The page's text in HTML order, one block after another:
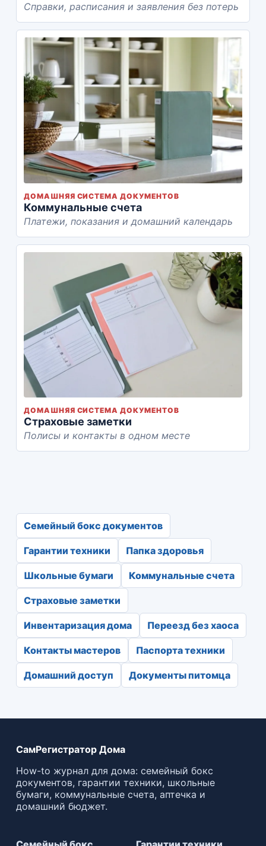
Справки, расписания и заявления без потерь
ДОМАШНЯЯ СИСТЕМА ДОКУМЕНТОВ
Коммунальные счета
Платежи, показания и домашний календарь
ДОМАШНЯЯ СИСТЕМА ДОКУМЕНТОВ
Страховые заметки
Полисы и контакты в одном месте
Семейный бокс документов
Гарантии техники Папка здоровья
Школьные бумаги Коммунальные счета
Страховые заметки
Инвентаризация дома Переезд без хаоса
Контакты мастеров Паспорта техники
Домашний доступ Документы питомца
СамРегистратор Дома
How-to журнал для дома: семейный бокс
документов, гарантии техники, школьные
бумаги, коммунальные счета, аптечка и
домашний бюджет.